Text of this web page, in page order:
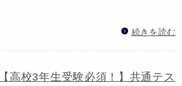
続きを読む
【高校3年生受験必須！】共通テス